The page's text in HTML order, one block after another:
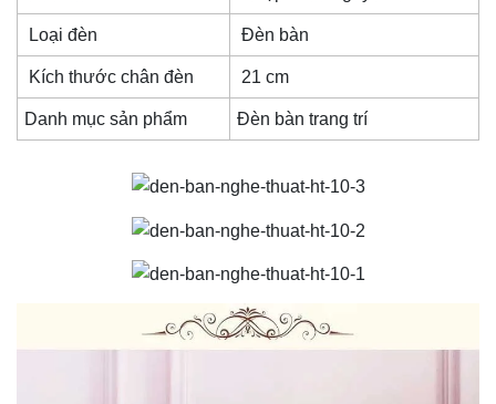
Loại đèn Đèn bàn
Kích thước chân đèn 21 cm
Danh mục sản phẩm Đèn bàn trang trí